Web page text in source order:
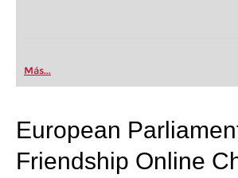
Más...
European
Friendship Online